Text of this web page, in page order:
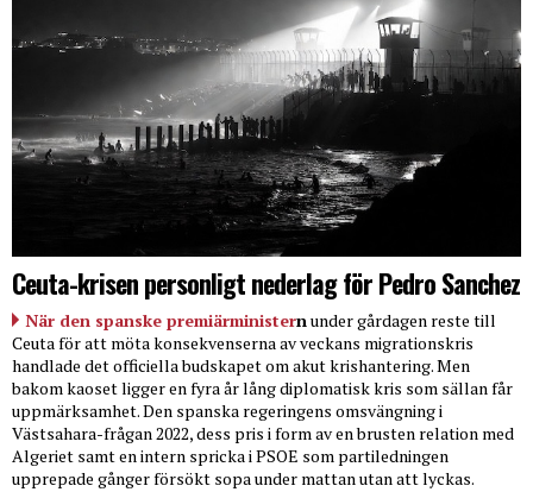
Ceuta-krisen personligt nederlag för Pedro Sanchez
När den spanske premiärministernunder gårdagen reste till
Ceuta för att möta konsekvenserna av veckans migrationskris
handlade det officiella budskapet om akut krishantering. Men
bakom kaoset ligger en fyra år lång diplomatisk kris som sällan får
uppmärksamhet. Den spanska regeringens omsvängning i
Västsahara-frågan 2022, dess pris i form av en brusten relation med
Algeriet samt en intern spricka i PSOE som partiledningen
upprepade gånger försökt sopa under mattan utan att lyckas.